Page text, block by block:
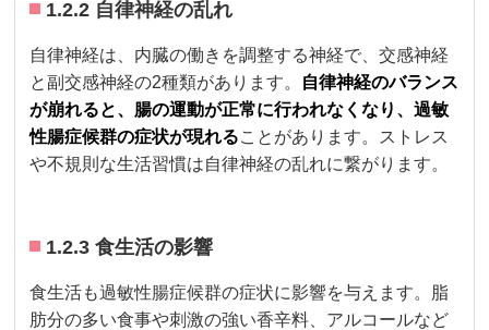
1.2.2 自律神経の乱れ
自律神経は、内臓の働きを調整する神経で、交感神経
と副交感神経の2種類があります。
自律神経のバランス
が崩れると、腸の運動が正常に行われなくなり、過敏
性腸症候群の症状が現れることがあります。ストレス
や不規則な生活習慣は自律神経の乱れに繋がります。
1.2.3 食生活の影響
食生活も過敏性腸症候群の症状に影響を与えます。脂
肪分の多い食事や刺激の強い香辛料、アルコールなど